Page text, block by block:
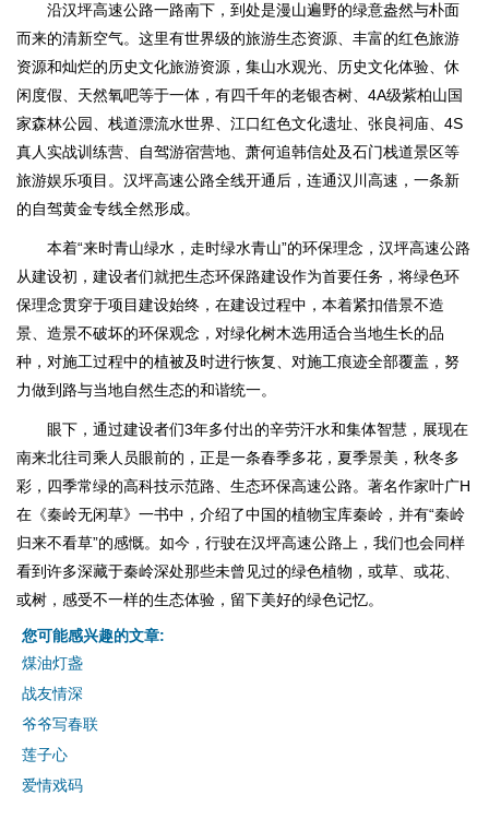
沿汉坪高速公路一路南下，到处是漫山遍野的绿意盎然与朴面
而来的清新空气。这里有世界级的旅游生态资源、丰富的红色旅游
资源和灿烂的历史文化旅游资源，集山水观光、历史文化体验、休
闲度假、天然氧吧等于一体，有四千年的老银杏树、4A级紫柏山国
家森林公园、栈道漂流水世界、江口红色文化遗址、张良祠庙、4S
真人实战训练营、自驾游宿营地、萧何追韩信处及石门栈道景区等
旅游娱乐项目。汉坪高速公路全线开通后，连通汉川高速，一条新
的自驾黄金专线全然形成。
本着“来时青山绿水，走时绿水青山”的环保理念，汉坪高速公路
从建设初，建设者们就把生态环保路建设作为首要任务，将绿色环
保理念贯穿于项目建设始终，在建设过程中，本着紧扣借景不造
景、造景不破坏的环保观念，对绿化树木选用适合当地生长的品
种，对施工过程中的植被及时进行恢复、对施工痕迹全部覆盖，努
力做到路与当地自然生态的和谐统一。
眼下，通过建设者们3年多付出的辛劳汗水和集体智慧，展现在
南来北往司乘人员眼前的，正是一条春季多花，夏季景美，秋冬多
彩，四季常绿的高科技示范路、生态环保高速公路。著名作家叶广H
在《秦岭无闲草》一书中，介绍了中国的植物宝库秦岭，并有“秦岭
归来不看草”的感慨。如今，行驶在汉坪高速公路上，我们也会同样
看到许多深藏于秦岭深处那些未曾见过的绿色植物，或草、或花、
或树，感受不一样的生态体验，留下美好的绿色记忆。
您可能感兴趣的文章:
煤油灯盏
战友情深
爷爷写春联
莲子心
爱情戏码